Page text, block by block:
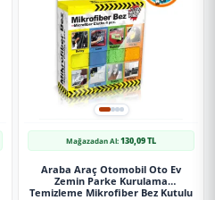
Mağazadan Al:130,09 TL
Araba Araç Otomobil Oto Ev
Zemin Parke Kurulama
Temizleme Mikrofiber Bez Kutulu